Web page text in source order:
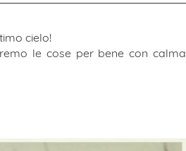
cielo!
le cose per bene con calma